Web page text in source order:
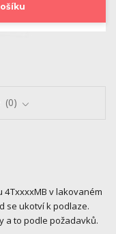
0
4TxxxxMB v lakovaném
se ukotví k podlaze.
a to podle požadavků.